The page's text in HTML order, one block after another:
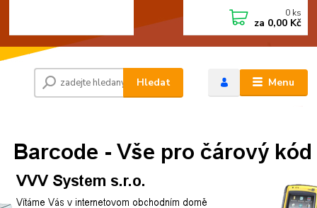
Menu
Hledat
0 ks
za 0,00 Kč